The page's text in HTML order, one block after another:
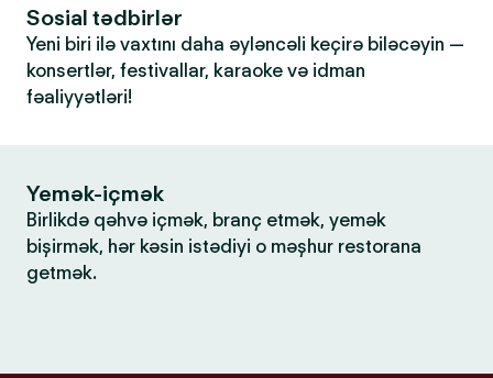
Sosial tədbirlər
Yeni biri ilə vaxtını daha əyləncəli keçirə biləcəyin —
konsertlər, festivallar, karaoke və idman
fəaliyyətləri!
Yemək-içmək
Birlikdə qəhvə içmək, branç etmək, yemək
bişirmək, hər kəsin istədiyi o məşhur restorana
getmək.